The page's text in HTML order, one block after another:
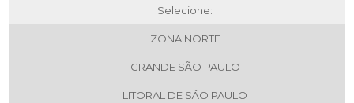
Selecione:
ZONA NORTE
GRANDE SÃO PAULO
LITORAL DE SÃO PAULO